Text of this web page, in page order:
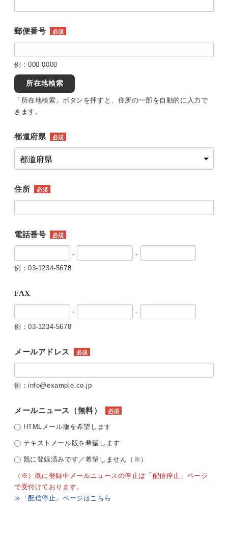
郵便番号 必須
例：000-0000
所在地検索
「所在地検索」ボタンを押すと、住所の一部を自動的に入力で
きます。
都道府県 必須
住所 必須
電話番号 必須
-
-
例：03-1234-5678
FAX
-
-
例：03-1234-5678
メールアドレス 必須
例：info@example.co.jp
メールニュース（無料） 必須
HTMLメール版を希望します
テキストメール版を希望します
既に登録済みです／希望しません（※）
（※）既に登録中メールニュースの停止は「配信停止」ページ
で受付けております。
≫「配信停止」ページはこちら